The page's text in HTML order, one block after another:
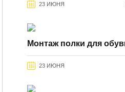
23 ИЮНЯ
Монтаж полки для
23 ИЮНЯ